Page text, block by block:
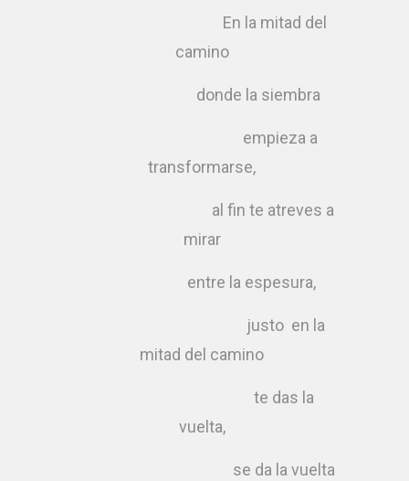
En la mitad del
camino
donde la siembra
empieza a
transformarse,
al fin te atreves a
mirar
entre la espesura,
justo en la
mitad del camino
te das la
vuelta,
se da la vuelta